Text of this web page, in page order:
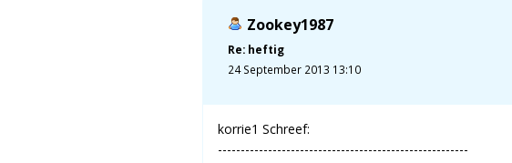
Zookey1987
Re: heftig
24 September 2013 13:10
korrie1 Schreef:
-------------------------------------------------------